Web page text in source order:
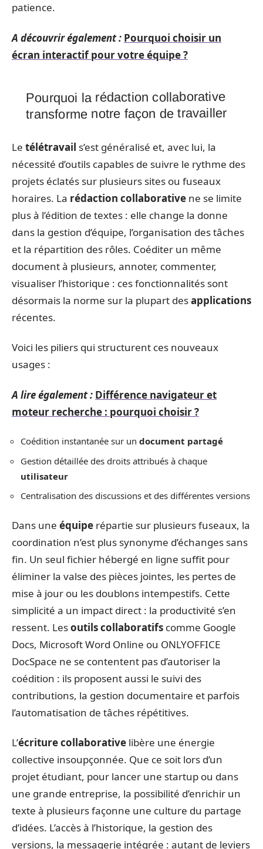
patience.
A découvrir également : Pourquoi choisir un
écran interactif pour votre équipe ?
Pourquoi la rédaction collaborative
transforme notre façon de travailler
Le télétravail s’est généralisé et, avec lui, la
nécessité d’outils capables de suivre le rythme des
projets éclatés sur plusieurs sites ou fuseaux
horaires. La rédaction collaborative ne se limite
plus à l’édition de textes : elle change la donne
dans la gestion d’équipe, l’organisation des tâches
et la répartition des rôles. Coéditer un même
document à plusieurs, annoter, commenter,
visualiser l’historique : ces fonctionnalités sont
désormais la norme sur la plupart desapplications
récentes.
Voici les piliers qui structurent ces nouveaux
usages :
A lire également : Différence navigateur et
moteur recherche : pourquoi choisir ?
Coédition instantanée sur un document partagé
Gestion détaillée des droits attribués à chaque
utilisateur
Centralisation des discussions et des différentes versions
Dans une équipe répartie sur plusieurs fuseaux, la
coordination n’est plus synonyme d’échanges sans
fin. Un seul fichier hébergé en ligne suffit pour
éliminer la valse des pièces jointes, les pertes de
mise à jour ou les doublons intempestifs. Cette
simplicité a un impact direct : la productivité s’en
ressent. Lesoutils collaboratifs comme Google
Docs, Microsoft Word Online ou ONLYOFFICE
DocSpace ne se contentent pas d’autoriser la
coédition : ils proposent aussi le suivi des
contributions, la gestion documentaire et parfois
l’automatisation de tâches répétitives.
L’écriture collaborative libère une énergie
collective insoupçonnée. Que ce soit lors d’un
projet étudiant, pour lancer une startup ou dans
une grande entreprise, la possibilité d’enrichir un
texte à plusieurs façonne une culture du partage
d’idées. L’accès à l’historique, la gestion des
versions, la messagerie intégrée : autant de leviers